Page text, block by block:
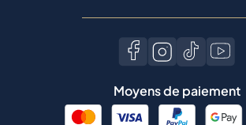
Moyens de paiement